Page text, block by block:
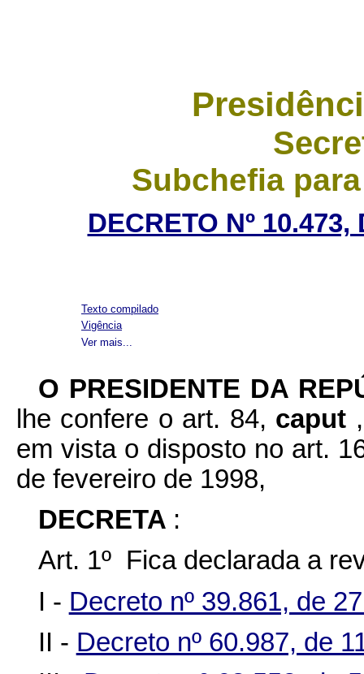
Subchefia
DECRETO Nº
Ver mais...
Texto compilado
Vigência
O PRESIDENTE DA
lhe confere o art. 84, caput
em vista o disposto no art.
de fevereiro de 1998,
DECRETA :
Art. 1º Fica declarada a
I - Decreto nº 39.861, de
II - Decreto nº 60.987, de